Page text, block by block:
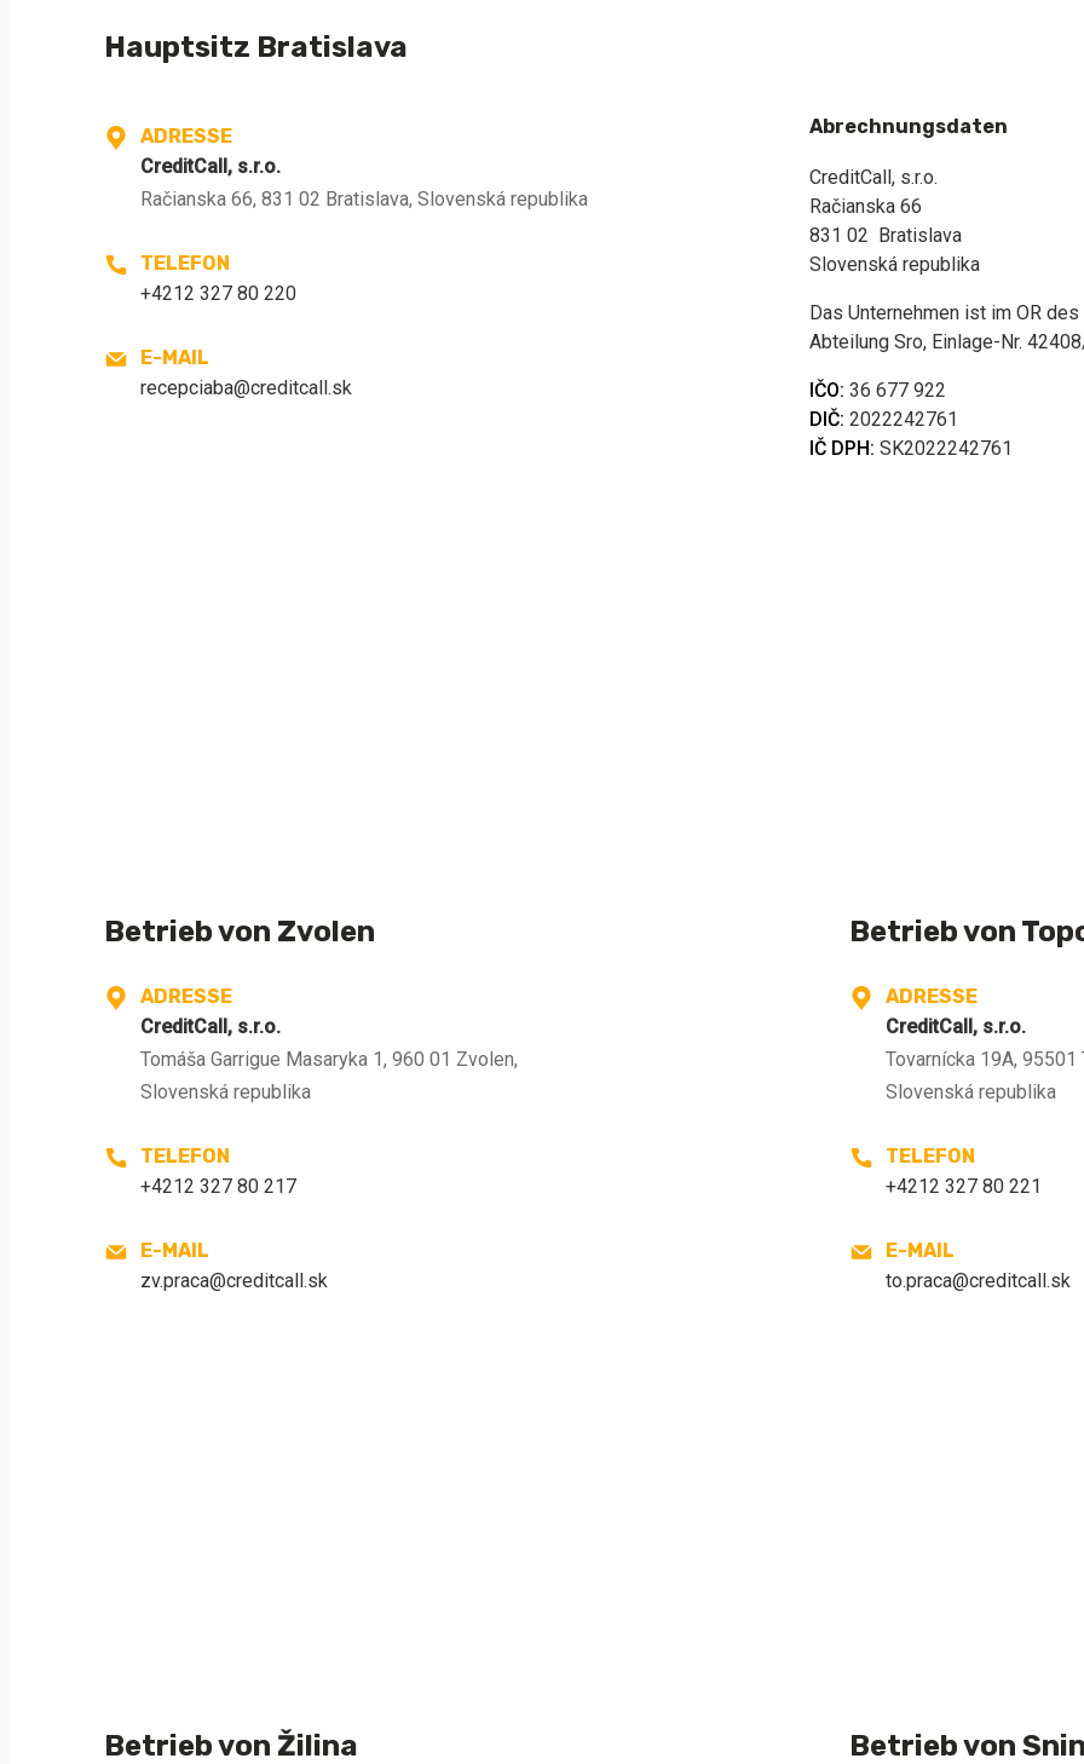
Hauptsitz Bratislava
ADRESSE
CreditCall, s.r.o.
Račianska 66, 831 02 Bratislava, Slovenská republika
TELEFON
+4212 327 80 220
E-MAIL
recepciaba@creditcall.sk
Abrechnungsdaten
CreditCall, s.r.o.
Račianska 66
831 02 Bratislava
Slovenská republika
Das Unternehmen ist im OR
Abteilung Sro, Einlage-Nr.
IČO: 36 677 922
DIČ: 2022242761
IČ DPH: SK2022242761
Betrieb von Zvolen
ADRESSE
CreditCall, s.r.o.
Tomáša Garrigue Masaryka 1, 960 01 Zvolen,
Slovenská republika
TELEFON
+4212 327 80 217
E-MAIL
zv.praca@creditcall.sk
Betrieb von
ADRESSE
CreditCall, s.r.o.
Tovarnícka 19A, 95501
Slovenská republika
TELEFON
+4212 327 80 221
E-MAIL
to.praca@creditcall.sk
Betrieb von Žilina Betrieb von